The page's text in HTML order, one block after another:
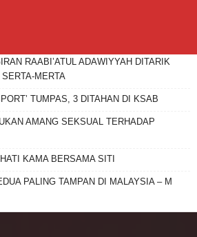
RAABI’ATUL ADAWIYYAH DITARIK
MERTA
TUMPAS, 3 DITAHAN DI KSAB
AMANG SEKSUAL TERHADAP
KAMA BERSAMA SITI
PALING TAMPAN DI MALAYSIA – M